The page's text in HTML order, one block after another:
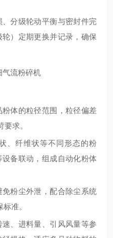
分级轮动平衡与密封件完
）定期更换并记录，确保
体的粒径范围，粒径偏差
求。
、纤维状等不同形态的粉
备联动，组成自动化粉体
粉尘外泄，配合除尘系统
准。
、进料量、引风风量等参